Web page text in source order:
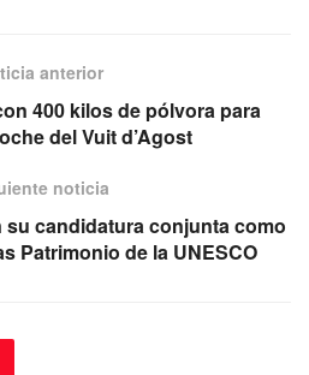
anterior
400 kilos de pólvora para
del Vuit d’Agost
noticia
su candidatura conjunta como
Patrimonio de la UNESCO